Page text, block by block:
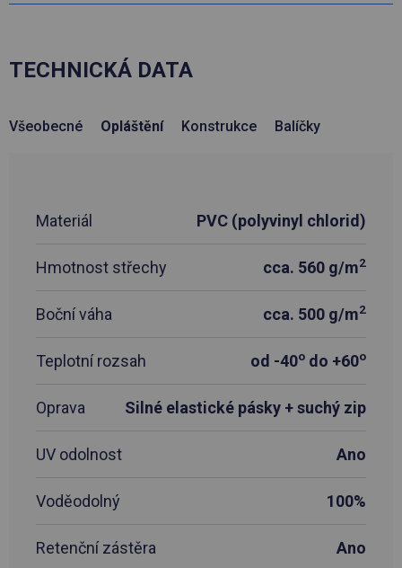
TECHNICKÁ DATA
Všeobecné Opláštění Konstrukce Balíčky
Materiál PVC (polyvinyl chlorid)
Hmotnost střechy cca. 560 g/m2
Boční váha cca. 500 g/m2
Teplotní rozsah od -40o do +60o
Oprava Silné elastické pásky + suchý zip
UV odolnost Ano
Voděodolný 100%
Retenční zástěra Ano